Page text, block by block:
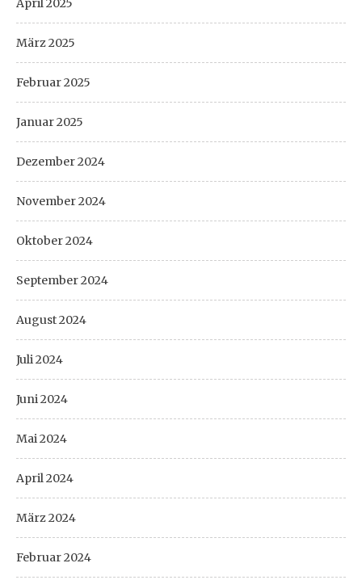
April 2025
März 2025
Februar 2025
Januar 2025
Dezember 2024
November 2024
Oktober 2024
September 2024
August 2024
Juli 2024
Juni 2024
Mai 2024
April 2024
März 2024
Februar 2024